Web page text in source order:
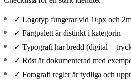
✓ Logotyp fungerar vid 16px och 2m
✓ Färgpalett är distinkt i kategorin
✓ Typografi har bredd (digital +
✓ Röst är dokumenterad med
✓ Fotografi regler är tydliga och